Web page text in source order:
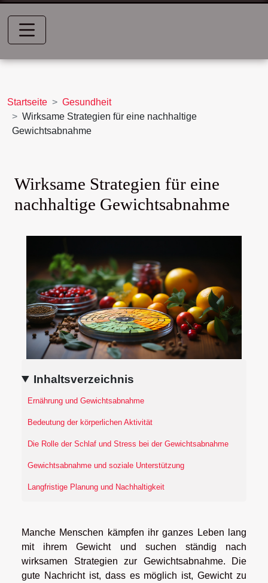
Startseite
Gesundheit
Wirksame Strategien für eine nachhaltige
Gewichtsabnahme
Wirksame Strategien für eine
nachhaltige Gewichtsabnahme
Inhaltsverzeichnis
Ernährung und Gewichtsabnahme
Bedeutung der körperlichen Aktivität
Die Rolle der Schlaf und Stress bei der Gewichtsabnahme
Gewichtsabnahme und soziale Unterstützung
Langfristige Planung und Nachhaltigkeit
Manche Menschen kämpfen ihr ganzes Leben lang
mit ihrem Gewicht und suchen ständig nach
wirksamen Strategien zur Gewichtsabnahme. Die
gute Nachricht ist, dass es möglich ist, Gewicht zu